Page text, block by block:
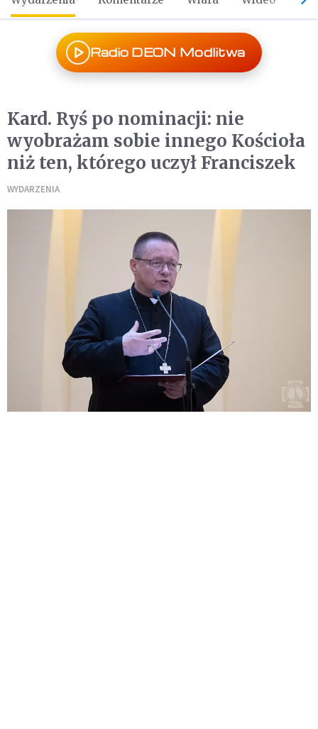
Radio DEON Modlitwa
Kard. Ryś po nominacji: nie
wyobrażam sobie innego Kościoła
niż ten, którego uczył Franciszek
WYDARZENIA